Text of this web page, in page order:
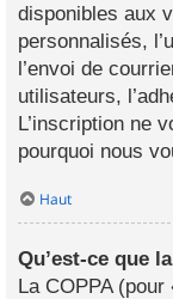
disponibles aux
personnalisés,
l’envoi de
utilisateurs,
L’inscription ne
pourquoi nous
Haut
Qu’est-ce que
La COPPA